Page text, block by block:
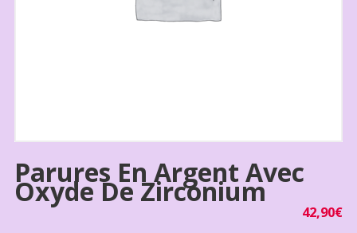
Parures En Argent Avec
Oxyde De Zirconium
42,90€